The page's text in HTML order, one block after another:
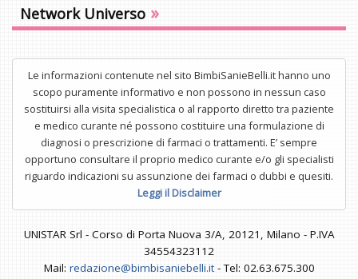
Network Universo »
Le informazioni contenute nel sito BimbiSanieBelli.it hanno uno
scopo puramente informativo e non possono in nessun caso
sostituirsi alla visita specialistica o al rapporto diretto tra paziente
e medico curante né possono costituire una formulazione di
diagnosi o prescrizione di farmaci o trattamenti. E’ sempre
opportuno consultare il proprio medico curante e/o gli specialisti
riguardo indicazioni su assunzione dei farmaci o dubbi e quesiti.
Leggi il Disclaimer
UNISTAR Srl - Corso di Porta Nuova 3/A, 20121, Milano - P.IVA
34554323112
Mail: redazione@bimbisaniebelli.it- Tel: 02.63.675.300